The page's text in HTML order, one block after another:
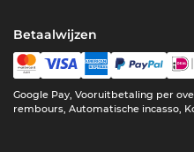
Betaalwijzen
Google Pay, Vooruitbetaling per
rembours, Automatische incasso,